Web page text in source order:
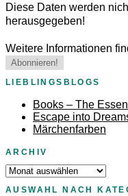
Diese Daten werden
herausgegeben!
Weitere Informationen
LIEBLINGSBLOGS
Books – The
Escape into
Märchenfarben
ARCHIV
Archiv
AUSWAHL NACH